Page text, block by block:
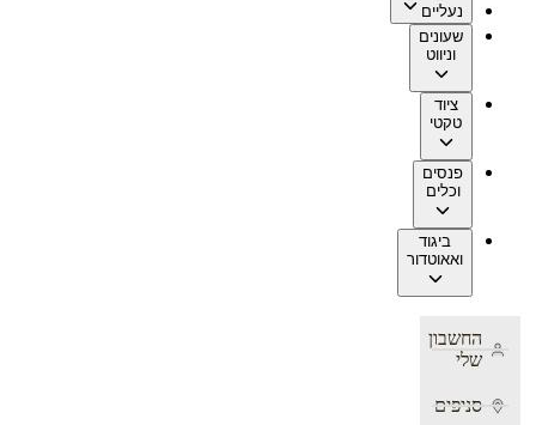
נעליים
שעונים
וניווט
ציוד
טקטי
פנסים
וכלים
ביגוד
ואאוטדור
החשבון
שלי
סניפים